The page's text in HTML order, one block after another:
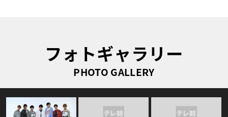
フォトギャラリー
PHOTO GALLERY